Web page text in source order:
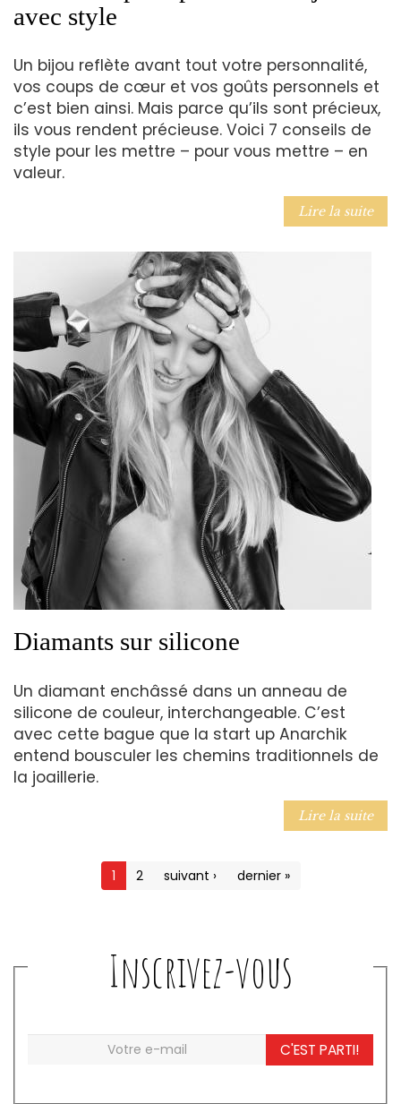
avec style
Un bijou reflète avant tout votre personnalité,
vos coups de cœur et vos goûts personnels et
c’est bien ainsi. Mais parce qu’ils sont précieux,
ils vous rendent précieuse. Voici 7 conseils de
style pour les mettre – pour vous mettre – en
valeur.
Lire la suite
Diamants sur silicone
Un diamant enchâssé dans un anneau de
silicone de couleur, interchangeable. C’est
avec cette bague que la start up Anarchik
entend bousculer les chemins traditionnels de
la joaillerie.
Lire la suite
1 2 suivant › dernier »
Inscrivez-vous
C'EST PARTI!